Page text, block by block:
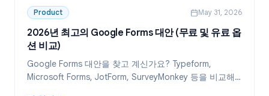
Product May 31, 2026
2026년 최고의 Google Forms 대안 (무료 및 유료 옵
션 비교)
Google Forms 대안을 찾고 계신가요? Typeform,
Microsoft Forms, JotForm, SurveyMonkey 등을 비교해